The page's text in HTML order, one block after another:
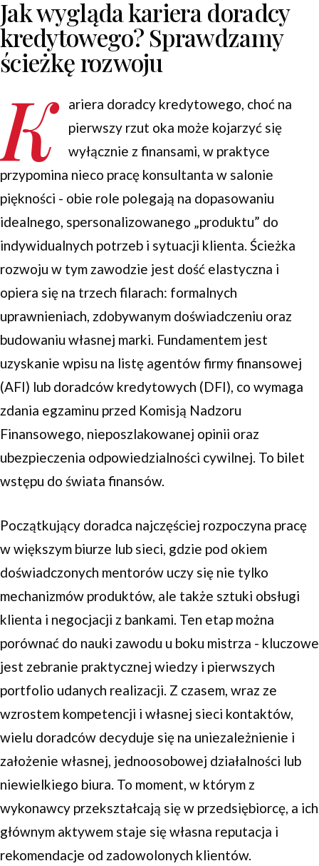
Jak wygląda kariera doradcy
kredytowego? Sprawdzamy
ścieżkę rozwoju
K
ariera doradcy kredytowego, choć na
pierwszy rzut oka może kojarzyć się
wyłącznie z finansami, w praktyce
przypomina nieco pracę konsultanta w salonie
piękności - obie role polegają na dopasowaniu
idealnego, spersonalizowanego „produktu” do
indywidualnych potrzeb i sytuacji klienta. Ścieżka
rozwoju w tym zawodzie jest dość elastyczna i
opiera się na trzech filarach: formalnych
uprawnieniach, zdobywanym doświadczeniu oraz
budowaniu własnej marki. Fundamentem jest
uzyskanie wpisu na listę agentów firmy finansowej
(AFI) lub doradców kredytowych (DFI), co wymaga
zdania egzaminu przed Komisją Nadzoru
Finansowego, nieposzlakowanej opinii oraz
ubezpieczenia odpowiedzialności cywilnej. To bilet
wstępu do świata finansów.
Początkujący doradca najczęściej rozpoczyna pracę
w większym biurze lub sieci, gdzie pod okiem
doświadczonych mentorów uczy się nie tylko
mechanizmów produktów, ale także sztuki obsługi
klienta i negocjacji z bankami. Ten etap można
porównać do nauki zawodu u boku mistrza - kluczowe
jest zebranie praktycznej wiedzy i pierwszych
portfolio udanych realizacji. Z czasem, wraz ze
wzrostem kompetencji i własnej sieci kontaktów,
wielu doradców decyduje się na uniezależnienie i
założenie własnej, jednoosobowej działalności lub
niewielkiego biura. To moment, w którym z
wykonawcy przekształcają się w przedsiębiorcę, a ich
głównym aktywem staje się własna reputacja i
rekomendacje od zadowolonych klientów.